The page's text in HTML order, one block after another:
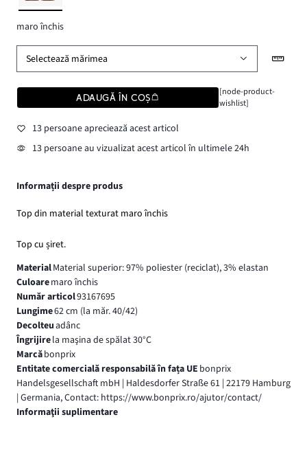
maro închis
Selectează mărimea
ADAUGĂ ÎN COȘ
[node-product-
wishlist]
13 persoane apreciează acest articol
13 persoane au vizualizat acest articol în ultimele 24h
Informații despre produs
Top din material texturat maro închis
Top cu șiret.
MaterialMaterial superior: 97% poliester (reciclat), 3% elastan
Culoaremaro închis
Număr articol93167695
Lungime62 cm (la măr. 40/42)
Decolteuadânc
Îngrijirela maşina de spălat 30°C
Marcăbonprix
Entitate comercială responsabilă în fața UE bonprix
Handelsgesellschaft mbH | Haldesdorfer Straße 61 | 22179 Hamburg
| Germania, Contact: https://www.bonprix.ro/ajutor/contact/
Informaţii suplimentare